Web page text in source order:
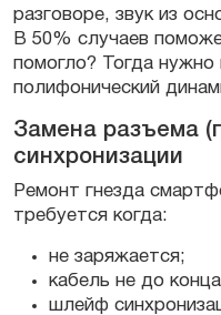
разговоре, звук из
В 50% случаев
помогло? Тогда нужно
полифонический
Замена разъема
синхронизации
Ремонт гнезда
требуется когда:
не заряжается;
кабель не до
шлейф